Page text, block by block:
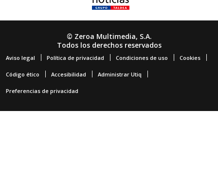
© Zeroa Multimedia, S.A.
Todos los derechos reservados
Aviso legal Política de privacidad Condiciones de uso Cookies
Código ético Accesibilidad Administrar Utiq
Preferencias de privacidad